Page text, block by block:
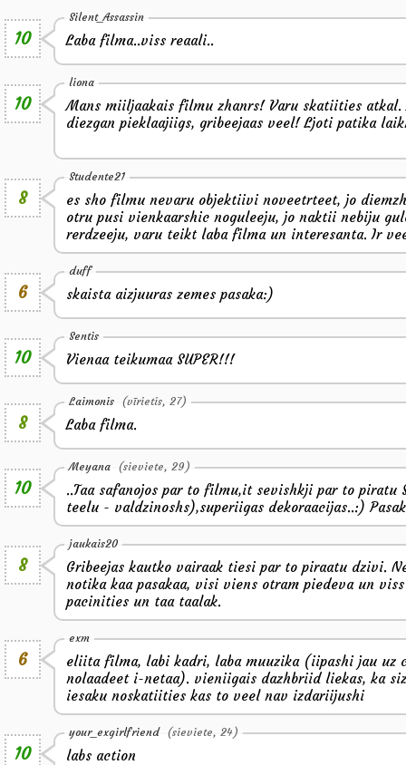
10
Silent_Assassin
Laba filma..viss reaali..
10
liona
Mans miiljaakais filmu zhanrs! Varu skatiities
diezgan pieklaajiigs, gribeejaas veel! Ljoti patika
8
Studente21
es sho filmu nevaru objektiivi noveetrteet, jo
otru pusi vienkaarshic noguleeju, jo naktii nebiju
rerdzeeju, varu teikt laba filma un interesanta. Ir
6
duff
skaista aizjuuras zemes pasaka:)
10
Sentis
Vienaa teikumaa SUPER!!!
8
Laimonis (vīrietis, 27)
Laba filma.
10
Meyana (sieviete, 29)
..Taa safanojos par to filmu,it sevishkji par to piratu
teelu - valdzinoshs),superiigas dekoraacijas..:)
8
jaukais20
Gribeejas kautko vairaak tiesi par to piraatu dzivi.
notika kaa pasakaa, visi viens otram piedeva un
pacinities un taa taalak.
6
exm
eliita filma, labi kadri, laba muuzika (iipashi jau uz
nolaadeet i-netaa). vieniigais dazhbriid liekas, ka
iesaku noskatiities kas to veel nav izdariijushi
10
your_exgirlfriend (sieviete, 24)
labs action